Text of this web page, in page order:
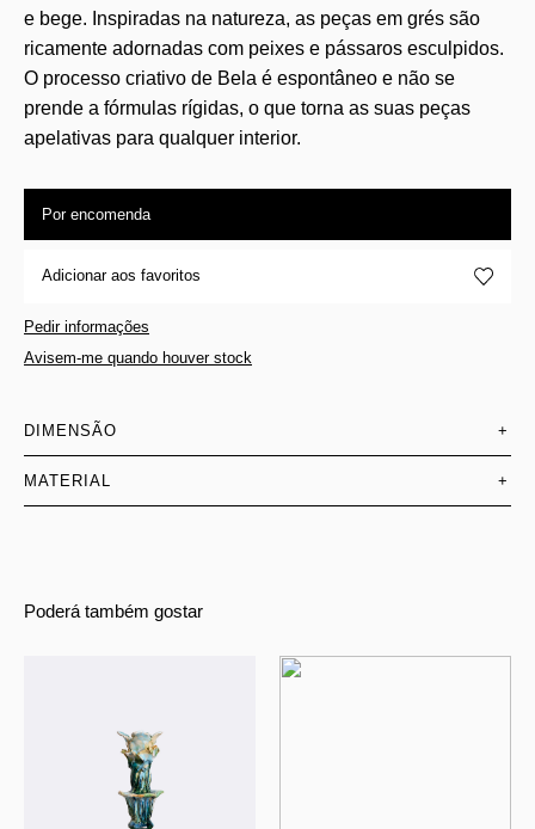
e bege. Inspiradas na natureza, as peças em grés são
ricamente adornadas com peixes e pássaros esculpidos.
O processo criativo de Bela é espontâneo e não se
prende a fórmulas rígidas, o que torna as suas peças
apelativas para qualquer interior.
Por encomenda
Adicionar aos favoritos
Pedir informações
Avisem-me quando houver stock
DIMENSÃO +
MATERIAL +
Poderá também gostar